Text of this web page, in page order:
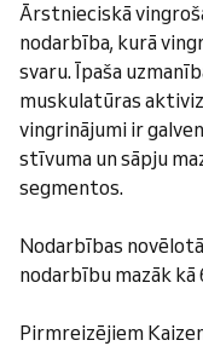
Ārstnieciskā
nodarbība, kurā
svaru. Īpaša
muskulatūras
vingrinājumi ir
stīvuma un sāpju
segmentos.
Nodarbības
nodarbību mazāk
Pirmreizējiem